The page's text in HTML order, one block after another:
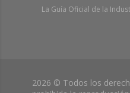
La Guía Oficial de la
2026 © Todos los